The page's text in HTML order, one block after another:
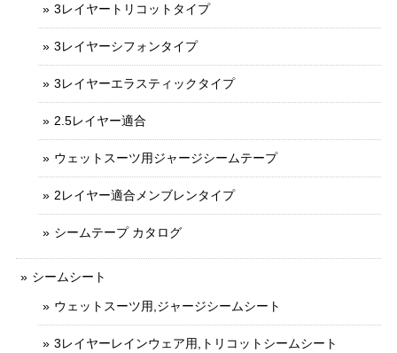
3レイヤートリコットタイプ
3レイヤーシフォンタイプ
3レイヤーエラスティックタイプ
2.5レイヤー適合
ウェットスーツ用ジャージシームテープ
2レイヤー適合メンブレンタイプ
シームテープ カタログ
シームシート
ウェットスーツ用,ジャージシームシート
3レイヤーレインウェア用,トリコットシームシート